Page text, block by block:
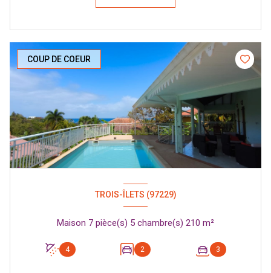
COUP DE COEUR
TROIS-ÎLETS (97229)
Maison 7 pièce(s) 5 chambre(s) 210 m²
4 2 3